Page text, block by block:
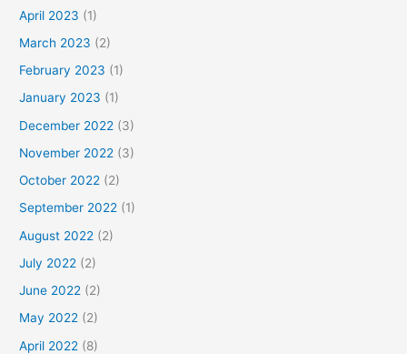
April 2023 (1)
March 2023 (2)
February 2023 (1)
January 2023 (1)
December 2022 (3)
November 2022 (3)
October 2022 (2)
September 2022 (1)
August 2022 (2)
July 2022 (2)
June 2022 (2)
May 2022 (2)
April 2022 (8)